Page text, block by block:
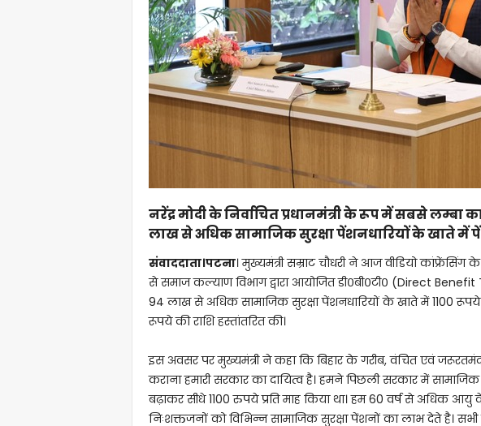
नरेंद्र मोदी के निर्वाचित प्रधानमंत्री के रूप में सबसे
लाख से अधिक सामाजिक सुरक्षा पेंशनधारियों के खाते में
संवाददाता।पटना। मुख्यमंत्री सम्राट चौधरी ने आज वीडियो
से समाज कल्याण विभाग द्वारा आयोजित डी०बी०टी० (Direct
94 लाख से अधिक सामाजिक सुरक्षा पेंशनधारियों के खाते में 1100 रूपये
रूपये की राशि हस्तांतरित की।
इस अवसर पर मुख्यमंत्री ने कहा कि बिहार के गरीब, वंचित एवं
कराना हमारी सरकार का दायित्व है। हमने पिछली सरकार में
बढ़ाकर सीधे 1100 रुपये प्रति माह किया था। हम 60 वर्ष से अधिक
निःशक्तजनों को विभिन्न सामाजिक सुरक्षा पेंशनों का लाभ देते है। सभी